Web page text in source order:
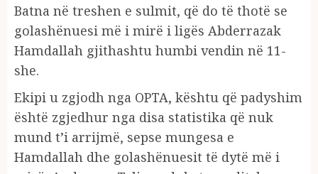
Batna në treshen e sulmit, që do të thotë se
golashënuesi më i mirë i ligës Abderrazak
Hamdallah gjithashtu humbi vendin në 11-
she.
Ekipi u zgjodh nga OPTA, kështu që padyshim
është zgjedhur nga disa statistika që nuk
mund t’i arrijmë, sepse mungesa e
Hamdallah dhe golashënuesit të dytë më i